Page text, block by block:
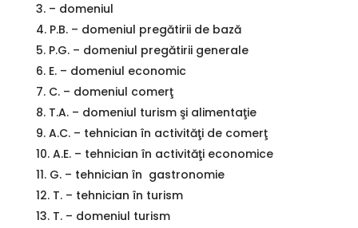
– domeniul
P.B. – domeniul pregătirii de bază
P.G. – domeniul pregătirii generale
E. – domeniul economic
C. – domeniul comerţ
T.A. – domeniul turism şi alimentaţie
A.C. – tehnician în activităţi de comerţ
A.E. – tehnician în activităţi economice
G. – tehnician în gastronomie
T. – tehnician în turism
T. – domeniul turism